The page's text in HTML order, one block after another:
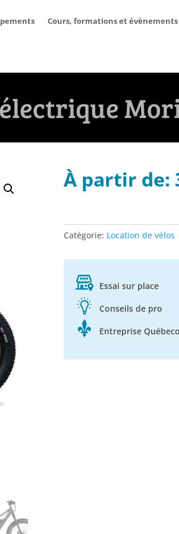
Cours, formations et évènements
À partir de:
Catégorie: Location de vélos
Essai sur place
Conseils de pro
Entreprise